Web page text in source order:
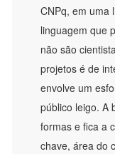
CNPq, em uma
linguagem que
não são
projetos é de
envolve um
público leigo. A
formas e fica a
chave, área do